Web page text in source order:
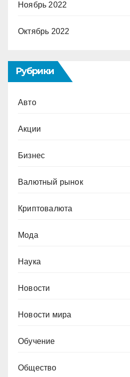
Ноябрь 2022
Октябрь 2022
Рубрики
Авто
Акции
Бизнес
Валютный рынок
Криптовалюта
Мода
Наука
Новости
Новости мира
Обучение
Общество